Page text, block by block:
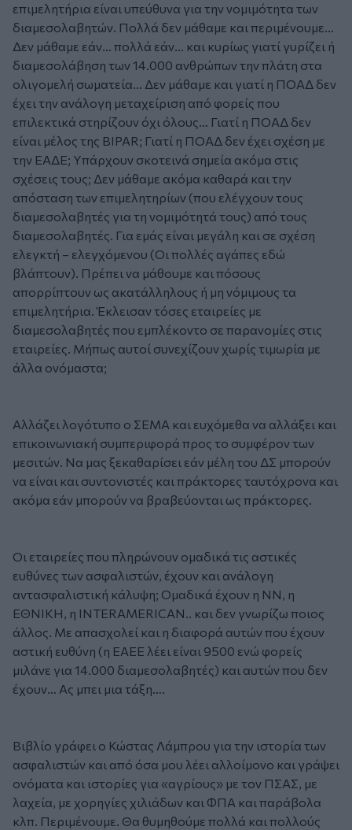
επιμελητήρια είναι υπεύθυνα για την νομιμότητα των
διαμεσολαβητών. Πολλά δεν μάθαμε και περιμένουμε…
Δεν μάθαμε εάν… πολλά εάν… και κυρίως γιατί γυρίζει ή
διαμεσολάβηση των 14.000 ανθρώπων την πλάτη στα
ολιγομελή σωματεία… Δεν μάθαμε και γιατί η ΠΟΑΔ δεν
έχει την ανάλογη μεταχείριση από φορείς που
επιλεκτικά στηρίζουν όχι όλους… Γιατί η ΠΟΑΔ δεν
είναι μέλος της BIPAR; Γιατί η ΠΟΑΔ δεν έχει σχέση με
την ΕΑΔΕ; Υπάρχουν σκοτεινά σημεία ακόμα στις
σχέσεις τους; Δεν μάθαμε ακόμα καθαρά και την
απόσταση των επιμελητηρίων (που ελέγχουν τους
διαμεσολαβητές για τη νομιμότητά τους) από τους
διαμεσολαβητές. Για εμάς είναι μεγάλη και σε σχέση
ελεγκτή – ελεγχόμενου (Οι πολλές αγάπες εδώ
βλάπτουν). Πρέπει να μάθουμε και πόσους
απορρίπτουν ως ακατάλληλους ή μη νόμιμους τα
επιμελητήρια. Έκλεισαν τόσες εταιρείες με
διαμεσολαβητές που εμπλέκοντο σε παρανομίες στις
εταιρείες. Μήπως αυτοί συνεχίζουν χωρίς τιμωρία με
άλλα ονόμαστα;
Αλλάζει λογότυπο ο ΣΕΜΑ και ευχόμεθα να αλλάξει και
επικοινωνιακή συμπεριφορά προς το συμφέρον των
μεσιτών. Να μας ξεκαθαρίσει εάν μέλη του ΔΣ μπορούν
να είναι και συντονιστές και πράκτορες ταυτόχρονα και
ακόμα εάν μπορούν να βραβεύονται ως πράκτορες.
Οι εταιρείες που πληρώνουν ομαδικά τις αστικές
ευθύνες των ασφαλιστών, έχουν και ανάλογη
αντασφαλιστική κάλυψη; Ομαδικά έχουν η ΝΝ, η
ΕΘΝΙΚΗ, η INTERAMERICAN.. και δεν γνωρίζω ποιος
άλλος. Με απασχολεί και η διαφορά αυτών που έχουν
αστική ευθύνη (η ΕΑΕΕ λέει είναι 9500 ενώ φορείς
μιλάνε για 14.000 διαμεσολαβητές) και αυτών που δεν
έχουν… Ας μπει μια τάξη….
Βιβλίο γράφει ο Κώστας Λάμπρου για την ιστορία των
ασφαλιστών και από όσα μου λέει αλλοίμονο και γράψει
ονόματα και ιστορίες για «αγρίους» με τον ΠΣΑΣ, με
λαχεία, με χορηγίες χιλιάδων και ΦΠΑ και παράβολα
κλπ. Περιμένουμε. Θα θυμηθούμε πολλά και πολλούς